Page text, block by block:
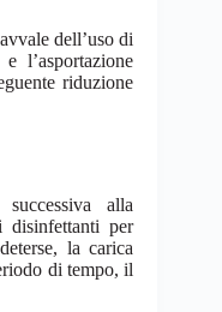
dell’uso di
l’asportazione
riduzione
alla
disinfettanti per
la carica
di tempo, il